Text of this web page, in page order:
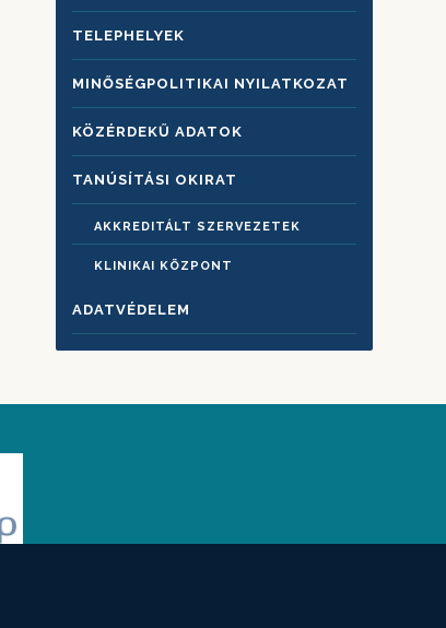
TELEPHELYEK
MINŐSÉGPOLITIKAI NYILATKOZAT
KÖZÉRDEKŰ ADATOK
TANÚSÍTÁSI OKIRAT
AKKREDITÁLT SZERVEZETEK
KLINIKAI KÖZPONT
ADATVÉDELEM